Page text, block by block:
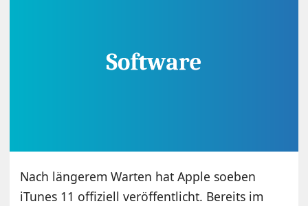
Nach längerem Warten hat Apple soeben
iTunes 11 offiziell veröffentlicht. Bereits im